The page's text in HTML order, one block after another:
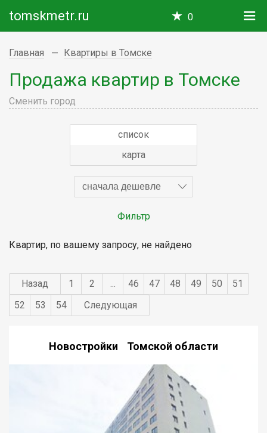
tomskmetr.ru 0
Главная Квартиры в Томске
Продажа квартир в Томске
Сменить город
список
карта
сначала дешевле
Фильтр
Квартир, по вашему запросу, не найдено
Назад 1 2 46 47 48 49 50
51
52
53 54 Следующая
Новостройки Томской области